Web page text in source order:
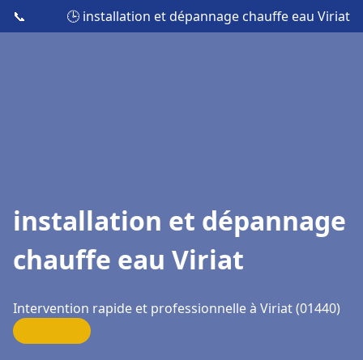
📞 🕒 installation et dépannage chauffe eau Viriat
installation et dépannage
chauffe eau Viriat
Intervention rapide et professionnelle à Viriat (01440)